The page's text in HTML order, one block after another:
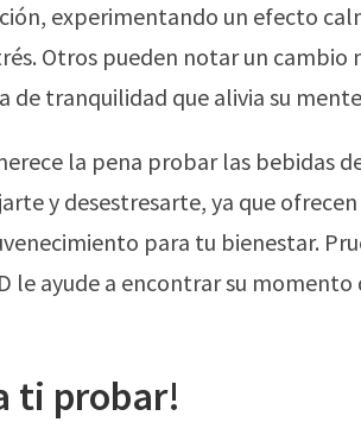
experimentando un efecto
Otros pueden notar un cambio
de tranquilidad que alivia su
la pena probar las bebidas
y desestresarte, ya que
para tu bienestar.
le ayude a encontrar su momento
ti probar!